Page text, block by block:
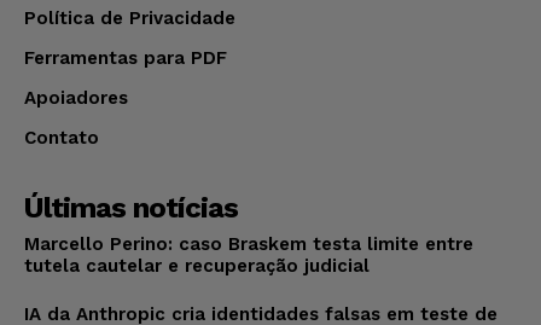
Política de Privacidade
Ferramentas para PDF
Apoiadores
Contato
Últimas notícias
Marcello Perino: caso Braskem testa limite entre
tutela cautelar e recuperação judicial
IA da Anthropic cria identidades falsas em teste de